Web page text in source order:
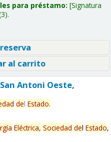
para préstamo: Signatura
al carrito
Antoni Oeste,
del Estado.
Eléctrica, Sociedad del Estado,